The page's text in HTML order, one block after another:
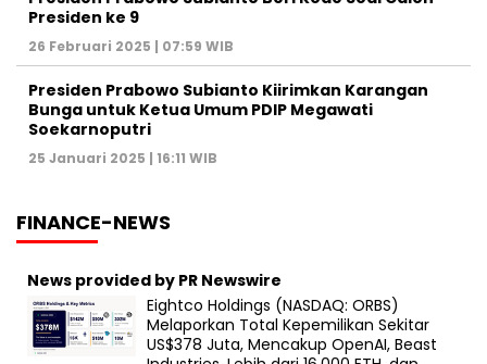
Presiden ke 9
26 Februari 2025 | 07:59 WIB
Presiden Prabowo Subianto Kiirimkan Karangan
Bunga untuk Ketua Umum PDIP Megawati
Soekarnoputri
25 Januari 2025 | 16:11 WIB
FINANCE-NEWS
News provided by PR Newswire
Eightco Holdings (NASDAQ: ORBS)
Melaporkan Total Kepemilikan Sekitar
US$378 Juta, Mencakup OpenAI, Beast